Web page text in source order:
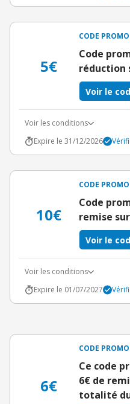
5€
CODE PROMO
Code
réduction
Voir le
Voir les conditions
Expire le 31/12/2026
10€
CODE PROMO
Code
remise
Voir le
Voir les conditions
Expire le 01/07/2027
6€
CODE PROMO
Ce code
6€ de
totalité